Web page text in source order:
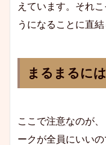
えています。それ
うになることに直結
まるまるに
ここで注意なのが
ークが全員にいい